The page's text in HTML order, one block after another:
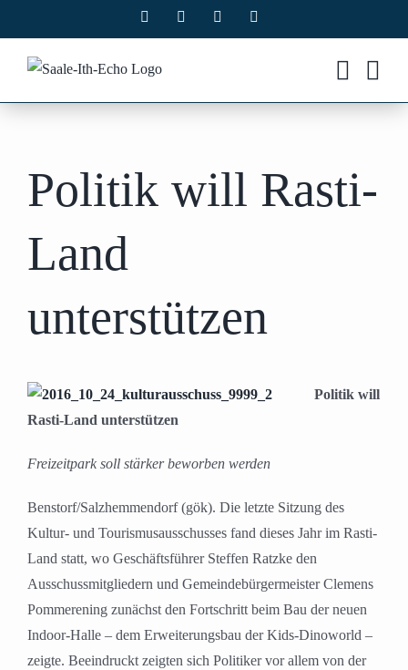
Inhalt
springen
Facebook Instagram
Politik will Rasti-
Land
unterstützen
Politik will
Rasti-Land unterstützen
Freizeitpark soll stärker beworben werden
Benstorf/Salzhemmendorf (gök). Die letzte Sitzung des
Kultur- und Tourismusausschusses fand dieses Jahr im Rasti-
Land statt, wo Geschäftsführer Steffen Ratzke den
Ausschussmitgliedern und Gemeindebürgermeister Clemens
Pommerening zunächst den Fortschritt beim Bau der neuen
Indoor-Halle – dem Erweiterungsbau der Kids-Dinoworld –
zeigte. Beeindruckt zeigten sich Politiker vor allem von der